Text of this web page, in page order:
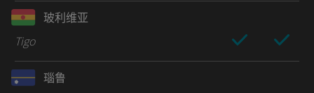
玻利维亚
Tigo
瑙鲁